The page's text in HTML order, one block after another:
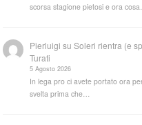
scorsa stagione pietosi e ora cosa…
Pierluigi suSoleri rientra (e
Turati
5 Agosto 2026
In lega pro ci avete portato ora
svelta prima che…